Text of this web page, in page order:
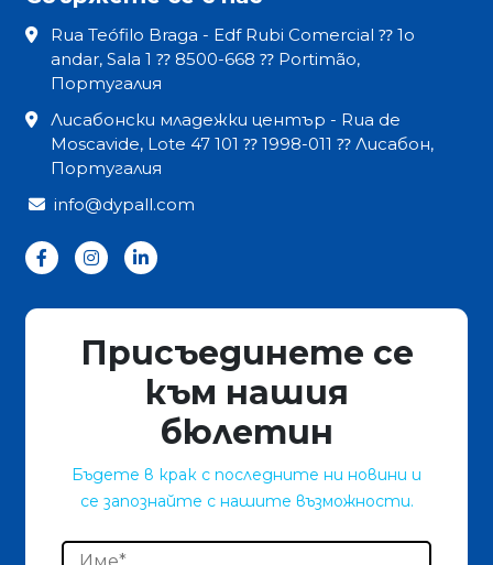
Rua Teófilo Braga - Edf Rubi Comercial ⁇ 1o
andar, Sala 1 ⁇ 8500-668 ⁇ Portimão,
Португалия
Лисабонски младежки център - Rua de
Moscavide, Lote 47 101 ⁇ 1998-011 ⁇ Лисабон,
Португалия
info@dypall.com
Присъединете се
към нашия
бюлетин
Бъдете в крак с последните ни новини и
се запознайте с нашите възможности.